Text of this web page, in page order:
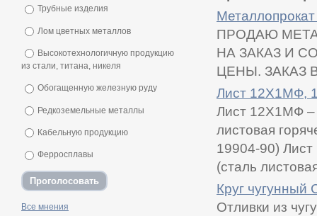
ПРОДАЮ
НА ЗАКАЗ И
ЦЕНЫ. ЗАКАЗ
Лист 12Х1МФ,
Лист 12Х1МФ –
листовая
19904-90)
(сталь
Круг чугунный
Отливки из
Трубные изделия
Лом цветных металлов
Высокотехнологичную продукцию
из стали, титана, никеля
Обогащенную железную руду
Редкоземельные металлы
Кабельную продукцию
Ферросплавы
Все мнения